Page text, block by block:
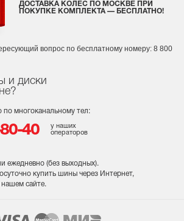
и диски
многоканальному тел:
40
у наших
операторов
ежедневно (без выходных).
купить шины через Интернет,
сайте.
ДОСТАВКА КОЛЕС ПО МОСКВЕ ПРИ
ПОКУПКЕ КОМПЛЕКТА — БЕСПЛАТНО!
вопрос по бесплатному номеру: 8 800